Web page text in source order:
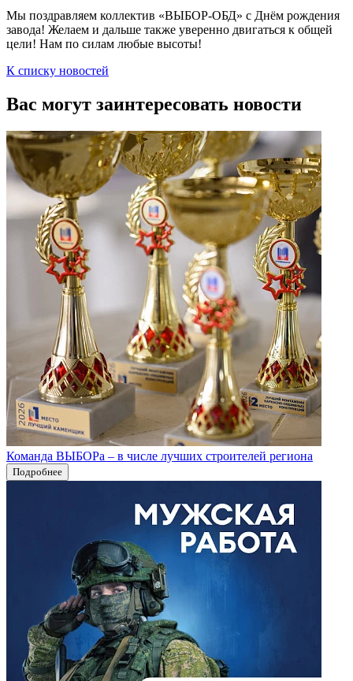
Мы поздравляем коллектив «ВЫБОР-ОБД» с Днём рождения
завода! Желаем и дальше также уверенно двигаться к общей
цели! Нам по силам любые высоты!
К списку новостей
Вас могут заинтересовать новости
Команда ВЫБОРа – в числе лучших строителей региона
Подробнее